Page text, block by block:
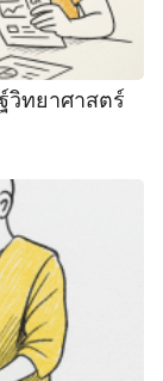
วิทยาศาสตร์